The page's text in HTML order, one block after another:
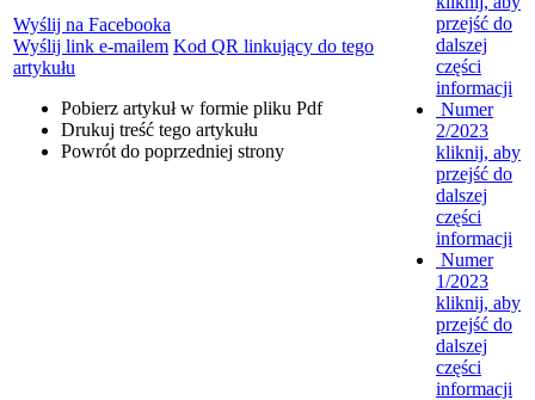
Wyślij na Facebooka
Wyślij link e-mailem Kod QR linkujący do tego
artykułu
Pobierz artykuł w formie pliku Pdf
Drukuj treść tego artykułu
Powrót do poprzedniej strony
przejść do
dalszej
części
informacji
Numer
2/2023
kliknij, aby
przejść do
dalszej
części
informacji
Numer
1/2023
kliknij, aby
przejść do
dalszej
części
informacji